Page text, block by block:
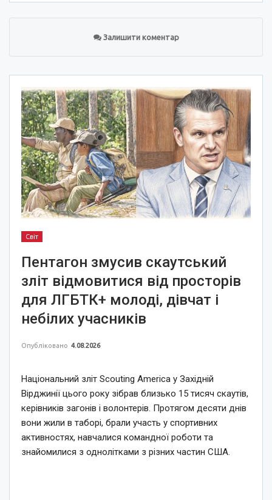
Залишити коментар
Світ
Пентагон змусив скаутський
зліт відмовитися від просторів
для ЛГБТК+ молоді, дівчат і
небілих учасників
Опубліковано 4.08.2026
Національний зліт Scouting America у Західній
Вірджинії цього року зібрав близько 15 тисяч скаутів,
керівників загонів і волонтерів. Протягом десяти днів
вони жили в таборі, брали участь у спортивних
активностях, навчалися командної роботи та
знайомилися з однолітками з різних частин США.